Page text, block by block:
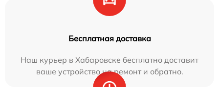
Бесплатная доставка
Наш курьер в Хабаровске бесплатно доставит
ваше устройство на ремонт и обратно.